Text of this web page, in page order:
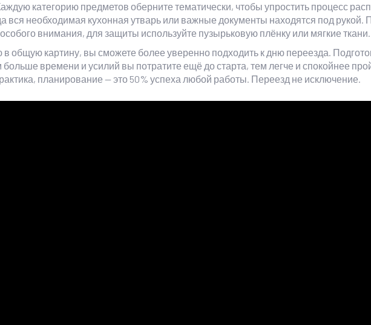
категорию предметов оберните тематически, чтобы упростить процесс
вся необходимая кухонная утварь или важные документы находятся под рукой.
внимания, для защиты используйте пузырьковую плёнку или мягкие ткани.
общую картину, вы сможете более уверенно подходить к дню переезда.
времени и усилий вы потратите ещё до старта, тем легче и спокойнее
планирование — это 50% успеха любой работы. Переезд не исключение.